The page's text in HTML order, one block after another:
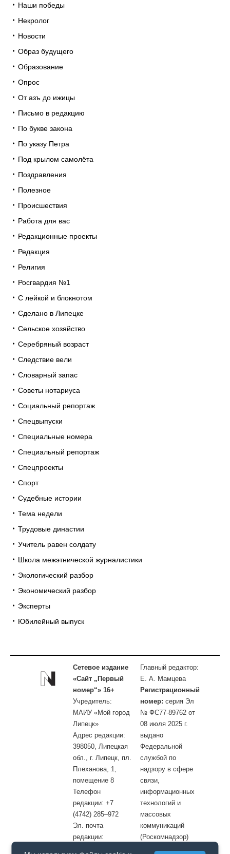
Наши победы
Некролог
Новости
Образ будущего
Образование
Опрос
От азъ до ижицы
Письмо в редакцию
По букве закона
По указу Петра
Под крылом самолёта
Поздравления
Полезное
Происшествия
Работа для вас
Редакционные проекты
Редакция
Религия
Росгвардия №1
С лейкой и блокнотом
Сделано в Липецке
Сельское хозяйство
Серебряный возраст
Следствие вели
Словарный запас
Советы нотариуса
Социальный репортаж
Спецвыпуски
Специальные номера
Специальный репортаж
Спецпроекты
Спорт
Судебные истории
Тема недели
Трудовые династии
Учитель равен солдату
Школа межэтнической журналистики
Экологический разбор
Экономический разбор
Эксперты
Юбилейный выпуск
Сетевое издание
«Сайт „Первый
номер“» 16+
Учредитель:
МАИУ «Мой город
Липецк»
Адрес редакции:
398050, Липецкая
обл., г. Липецк, пл.
Плеханова, 1,
помещение 8
Телефон
редакции: +7
(4742) 285–972
Эл. почта
редакции:
Главный редактор:
Е. А. Мамцева
Регистрационный
номер: серия Эл
№ ФС77-89762 от
08 июля 2025 г.
выдано
Федеральной
службой по
надзору в сфере
связи,
информационных
технологий и
массовых
коммуникаций
(Роскомнадзор)